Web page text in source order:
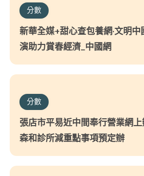
分數
新華全媒+甜心查包養網·文明
演助力賞春經濟_中國網
分數
張店市平易近中間奉行營業網
森和診所減重點事項預定辦